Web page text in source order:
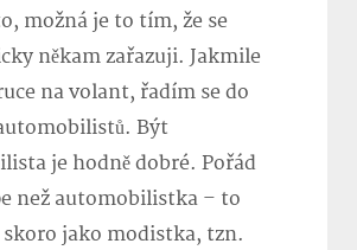
možná je to tím, že se
někam zařazuji. Jakmile
na volant, řadím se do
Být
je hodně dobré. Pořád
než automobilistka – to
skoro jako modistka, tzn.